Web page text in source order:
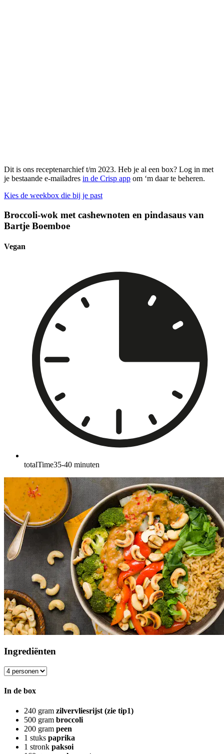
Dit is ons receptenarchief t/m 2023. Heb je al een box? Log in met
je bestaande e-mailadres in de Crisp app om ‘m daar te beheren.
Kies de weekbox die bij je past
Broccoli-wok met cashewnoten en pindasaus van
Bartje Boemboe
Vegan
totalTime35-40 minuten
Ingrediënten
In de box
240 gram zilvervliesrijst (zie tip1)
500 gram broccoli
200 gram peen
1 stuks paprika
1 stronk paksoi